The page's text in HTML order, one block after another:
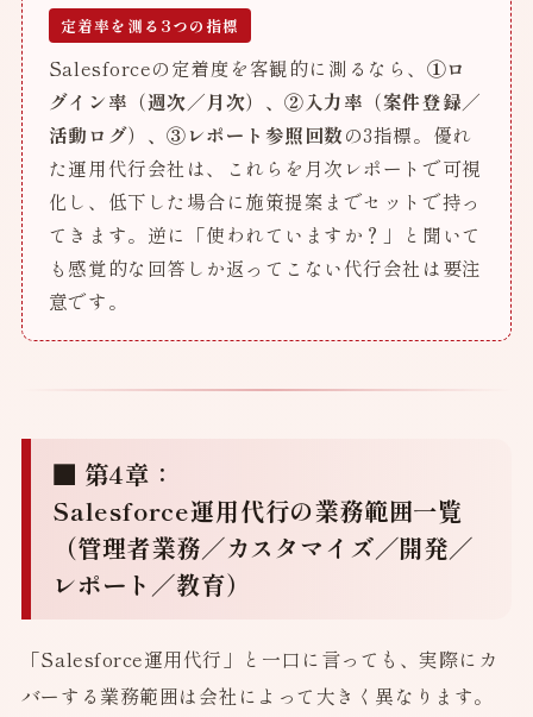
定着率を測る3つの指標
Salesforceの定着度を客観的に測るなら、 ①ロ
グイン率（週次／月次）、②入力率（案件登録／
活動ログ）、③レポート参照回数の3指標。優れ
た運用代行会社は、これらを月次レポートで可視
化し、低下した場合に施策提案までセットで持っ
てきます。逆に「使われていますか？」と聞いて
も感覚的な回答しか返ってこない代行会社は要注
意です。
■ 第4章：
Salesforce運用代行の業務範囲一覧
（管理者業務／カスタマイズ／開発／
レポート／教育）
「Salesforce運用代行」と一口に言っても、実際にカ
バーする業務範囲は会社によって大きく異なります。